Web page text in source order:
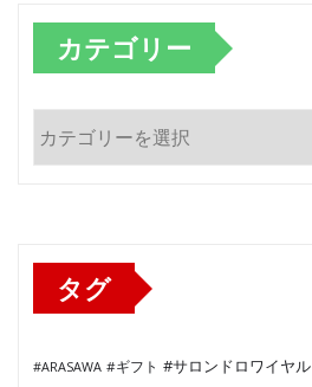
カテゴリー
テ
タグ
#ARASAWA #ギフト #サロンドロワイヤル